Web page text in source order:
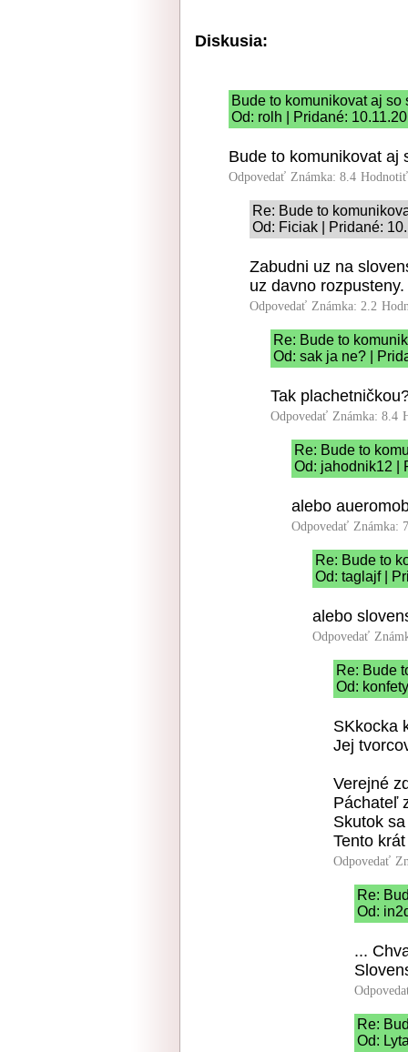
Diskusia:
Bude to komunikovat aj
Od: rolh | Pridané:
Bude to komunikovat aj
Odpovedať Známka: 8.4
Re: Bude to
Od: Ficiak | Pridané:
Zabudni uz na
uz davno rozpusteny.
Odpovedať Známka: 2.2
Re: Bude to
Od: sak ja ne? |
Tak
Odpovedať Známka: 8.4
Re: Bude to
Od: jahodnik12 |
alebo
Odpovedať Známka:
Re: Bude to
Od: taglajf |
alebo
Odpovedať
Re: Bude
Od:
SKkocka
Jej
Verejné
Páchateľ
Skutok
Tento
Odpovedať
Re:
Od:
...
Re:
Od: